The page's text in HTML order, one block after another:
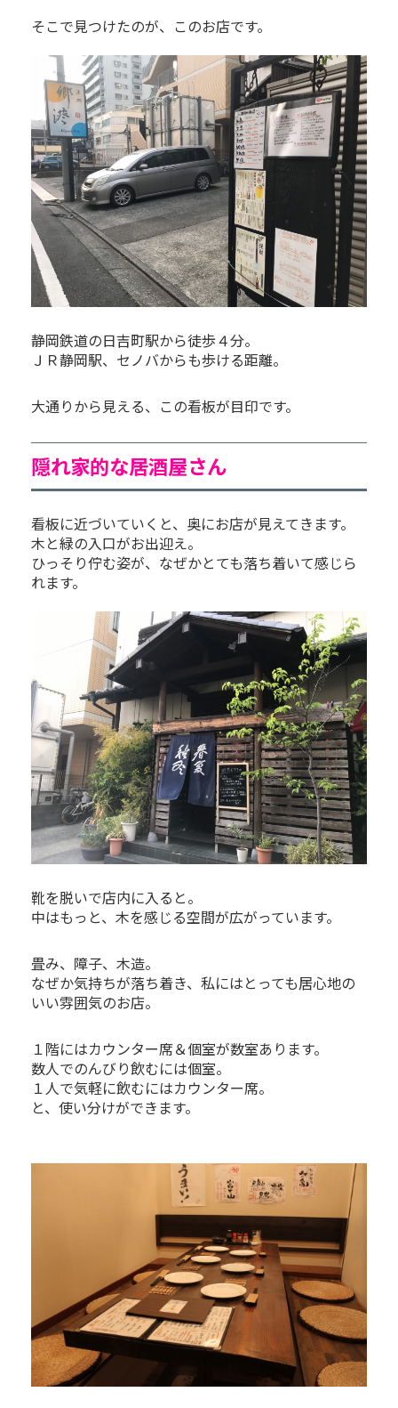
そこで見つけたのが、このお店です。
静岡鉄道の日吉町駅から徒歩４分。
ＪＲ静岡駅、セノバからも歩ける距離。
大通りから見える、この看板が目印です。
隠れ家的な居酒屋さん
看板に近づいていくと、奥にお店が見えてきます。
木と緑の入口がお出迎え。
ひっそり佇む姿が、なぜかとても落ち着いて感じら
れます。
靴を脱いで店内に入ると。
中はもっと、木を感じる空間が広がっています。
畳み、障子、木造。
なぜか気持ちが落ち着き、私にはとっても居心地の
いい雰囲気のお店。
１階にはカウンター席＆個室が数室あります。
数人でのんびり飲むには個室。
１人で気軽に飲むにはカウンター席。
と、使い分けができます。